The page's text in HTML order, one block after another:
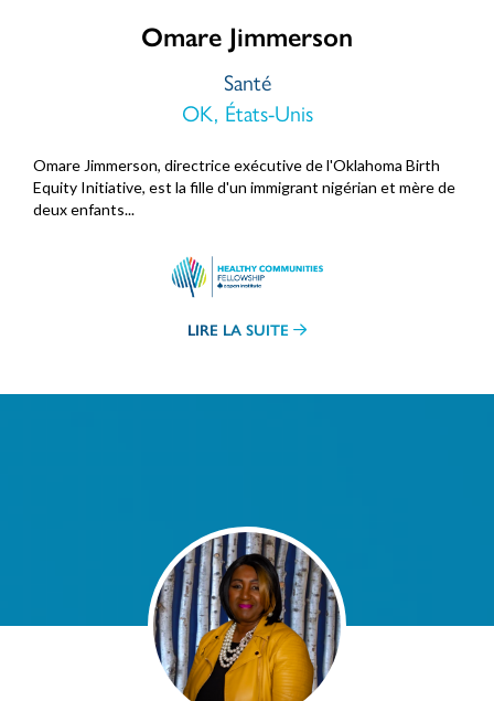
Omare Jimmerson
Santé
OK, États-Unis
Omare Jimmerson, directrice exécutive de l'Oklahoma Birth
Equity Initiative, est la fille d'un immigrant nigérian et mère de
deux enfants...
LIRE LA SUITE